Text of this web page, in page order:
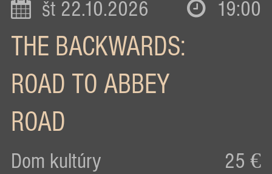
št 22.10.2026 19:00
THE BACKWARDS:
ROAD TO ABBEY
ROAD
Dom kultúry 25 €